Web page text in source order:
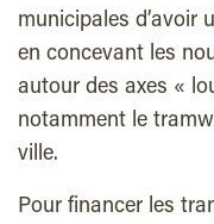
municipales d’avoir
en concevant les
autour des axes «
notamment le
ville.
Pour financer les